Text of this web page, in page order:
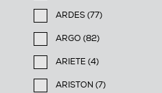
selected Filtro applicato
ARDES (77)
Filtra per Marca: ARDES
ARGO (82)
Filtra per Marca: ARGO
ARIETE (4)
Filtra per Marca: ARIETE
ARISTON (7)